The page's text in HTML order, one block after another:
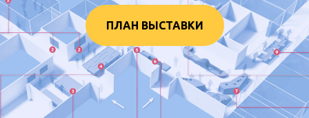
ПЛАН ВЫСТАВКИ